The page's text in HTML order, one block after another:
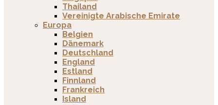
Thailand
Vereinigte Arabische Emirate
Europa
Belgien
Dänemark
Deutschland
England
Estland
Finnland
Frankreich
Island